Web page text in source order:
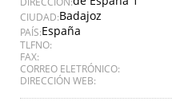
CIUDAD:Badajoz
PAÍS:España
TLFNO:
FAX:
CORREO ELETRÓNICO:
DIRECCIÓN WEB: